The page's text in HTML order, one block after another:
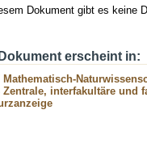
Dokument gibt es keine
erscheint in:
Mathematisch-
Zentrale, interfakultäre und